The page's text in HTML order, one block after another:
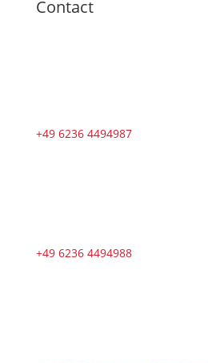
Contact
+49 6236 4494987
+49 6236 4494988